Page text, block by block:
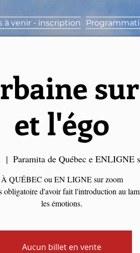
à venir - inscription
et l'égo
  |
Paramita de Québec e ENLIGNE
À QUÉBEC ou EN LIGNE sur zoom
obligatoire d'avoir fait l'introduction au
les émotions.
Aucun billet en vente